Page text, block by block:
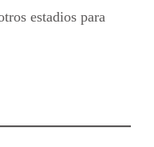
estadios para